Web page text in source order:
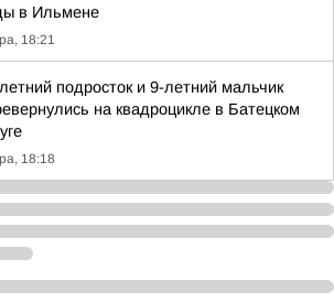
в Ильмене
18:21
подросток и 9-летний мальчик
на квадроцикле в Батецком
18:18